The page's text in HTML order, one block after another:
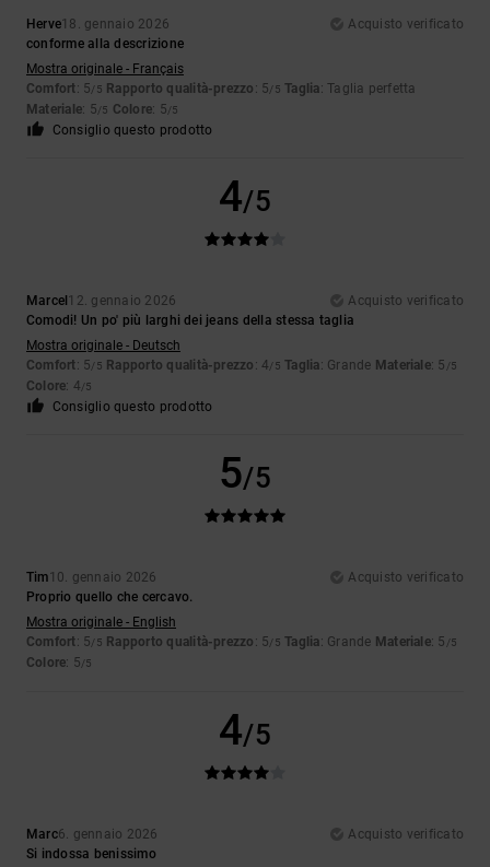
Herve18. gennaio 2026
Acquisto verificato
conforme alla descrizione
Mostra originale - Français
Comfort: 5/5 Rapporto qualità-prezzo : 5/5 Taglia: Taglia perfetta
Materiale: 5/5 Colore: 5/5
Consiglio questo prodotto
4/5
Marcel 12. gennaio 2026
Acquisto verificato
Comodi! Un po' più larghi dei jeans della stessa taglia
Mostra originale - Deutsch
Comfort: 5/5 Rapporto qualità-prezzo : 4/5 Taglia: Grande Materiale: 5 /5
Colore: 4/5
Consiglio questo prodotto
5/5
Tim10. gennaio 2026
Acquisto verificato
Proprio quello che cercavo.
Mostra originale - English
Comfort: 5/5 Rapporto qualità-prezzo : 5/5 Taglia: Grande Materiale: 5 /5
Colore: 5/5
4/5
Marc6. gennaio 2026
Acquisto verificato
Si indossa benissimo